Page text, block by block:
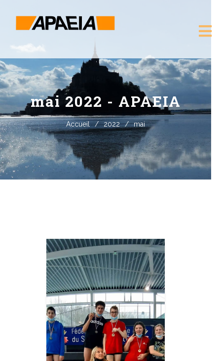
mai 2022 - APAEIA
Accueil / 2022 / mai